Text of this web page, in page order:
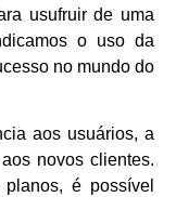
usufruir de uma
o uso da
no mundo do
aos usuários, a
novos clientes.
é possível